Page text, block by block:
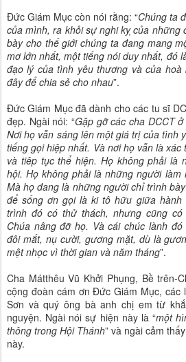
Đức Giám Mục còn nói rằng: “Chúng ta
của mình, ra khỏi sự nghi kỵ của những
bày cho thế giới chúng ta đang mang
mơ lớn nhất, một tiếng nói duy nhất, đó
đạo lý của tình yêu thương và của
đây để chia sẻ cho nhau”.
Đức Giám Mục đã dành cho các tu sĩ
đẹp. Ngài nói: “Gặp gỡ các cha DCCT
Nơi họ vẫn sáng lên một giá trị của tình
tiếng gọi hiệp nhất. Và nơi họ vẫn là
và tiêp tục thể hiện. Họ không phải là
hội. Họ không phải là những người làm
Mà họ đang là những người chỉ trình
để sống ơn gọi là ki tô hữu giữa hành
trình đó có thử thách, nhưng cũng
Chúa nâng đỡ họ. Và cái chúc lành
đôi mắt, nụ cười, gương mặt, dù là
mệt nhọc vì thời gian và năm tháng”.
Cha Mátthêu Vũ Khởi Phụng, Bề trên-
cộng đoàn cám ơn Đức Giám Mục, các
Sơn và quý ông bà anh chị em từ
nguyện. Ngài nói sự hiện này là “một
thông trong Hội Thánh” và ngài cảm
này.